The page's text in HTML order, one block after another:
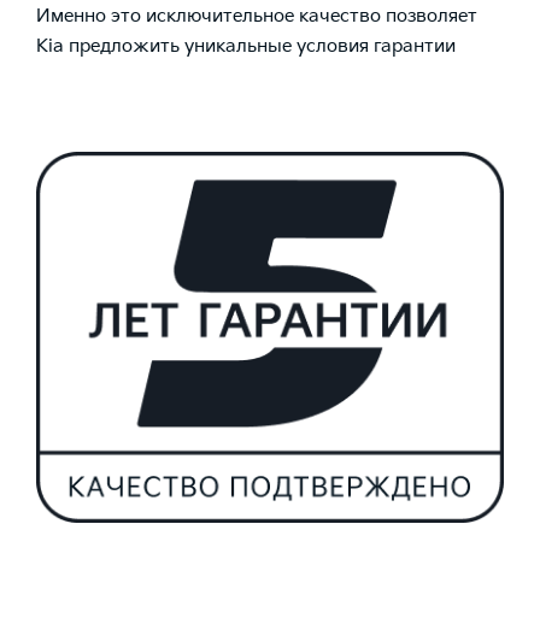
Именно это исключительное качество позволяет
Kia предложить уникальные условия гарантии